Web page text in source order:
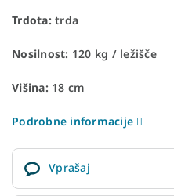
Trdota:trda
Nosilnost: 120 kg / ležišče
Višina:18 cm
Podrobne informacije
Vprašaj